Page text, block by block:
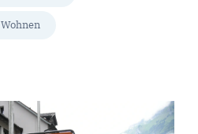
Wohnen